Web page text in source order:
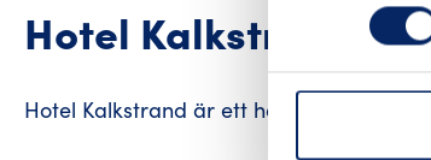
Hotel Kalkstrand
Hotel Kalkstrand är ett hotell vid